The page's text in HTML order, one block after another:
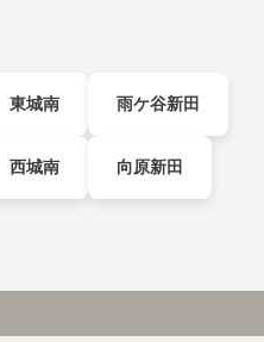
東城南 雨ケ谷新田
西城南 向原新田